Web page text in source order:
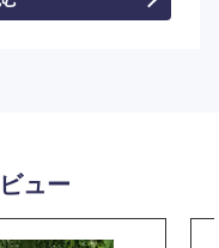
ュー